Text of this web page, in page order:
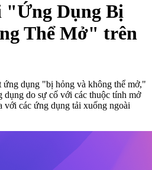
"Ứng Dụng Bị
Thể Mở" trên
ứng dụng "bị hỏng và không thể mở,"
dụng do sự cố với các thuộc tính mở
các ứng dụng tải xuống ngoài